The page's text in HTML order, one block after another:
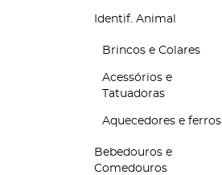
Identif. Animal
Brincos e Colares
Acessórios e
Tatuadoras
Aquecedores e ferros
Bebedouros e
Comedouros